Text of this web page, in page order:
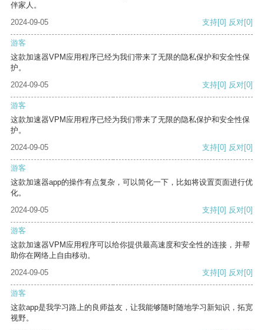
伴家人。
2024-09-05
支持[0] 反对[0]
游客
这款加速器VPM应用程序已经为我们带来了无限的隐私保护和安全性保
护。
2024-09-05
支持[0] 反对[0]
游客
这款加速器VPM应用程序已经为我们带来了无限的隐私保护和安全性保
护。
2024-09-05
支持[0] 反对[0]
游客
这款加速器app的操作有点复杂，可以简化一下，比如将设置页面进行优
化。
2024-09-05
支持[0] 反对[0]
游客
这款加速器VPM应用程序可以给你提供最高速度和安全性的连接，并帮
助你在网络上自由移动。
2024-09-05
支持[0] 反对[0]
游客
这款app是我学习路上的良师益友，让我能够随时随地学习新知识，拓宽
视野。